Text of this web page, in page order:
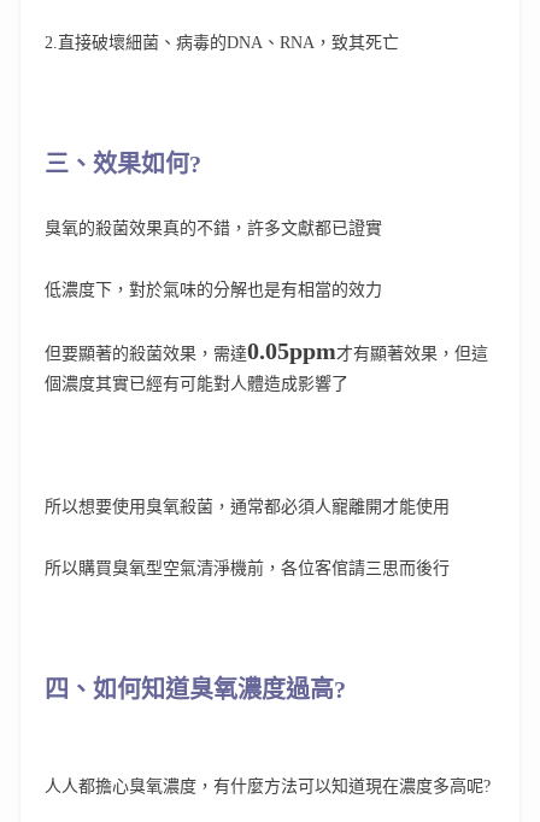
2. 直接破壞細菌、病毒的DNA、RNA，致其死亡
三、效果如何?
臭氧的殺菌效果真的不錯，許多文獻都已證實
低濃度下，對於氣味的分解也是有相當的效力
但要顯著的殺菌效果，需達0.05ppm才有顯著效果，但這
個濃度其實已經有可能對人體造成影響了
所以想要使用臭氧殺菌，通常都必須人寵離開才能使用
所以購買臭氧型空氣清淨機前，各位客倌請三思而後行
四、如何知道臭氧濃度過高?
人人都擔心臭氧濃度，有什麼方法可以知道現在濃度多高呢?